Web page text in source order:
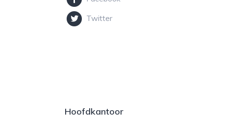
Twitter
Hoofdkantoor